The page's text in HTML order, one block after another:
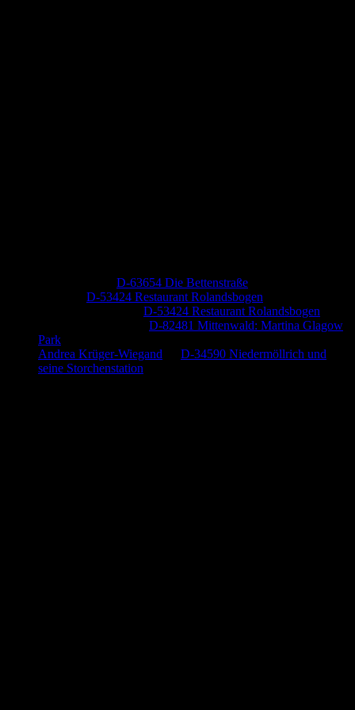
D-63654 Die Bettenstraße
D-53424 Restaurant Rolandsbogen
D-53424 Restaurant Rolandsbogen
D-82481 Mittenwald: Martina Glagow
Park
Andrea Krüger-Wiegand
D-34590 Niedermöllrich und
seine Storchenstation